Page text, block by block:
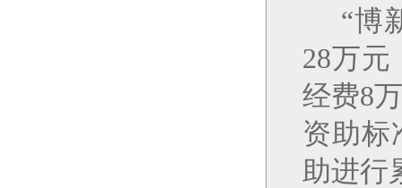
“博
28万元
经费8
资助标
助进行